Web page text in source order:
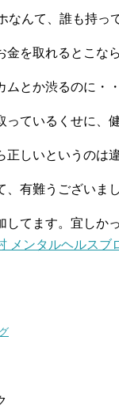
なんて、誰も持っ
金を取れるとこな
ムとか渋るのに・・
っているくせに、
正しいというのは
有難うございまし
してます。宜しか